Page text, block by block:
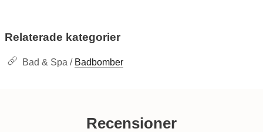
Relaterade kategorier
Bad & Spa / Badbomber
Recensioner